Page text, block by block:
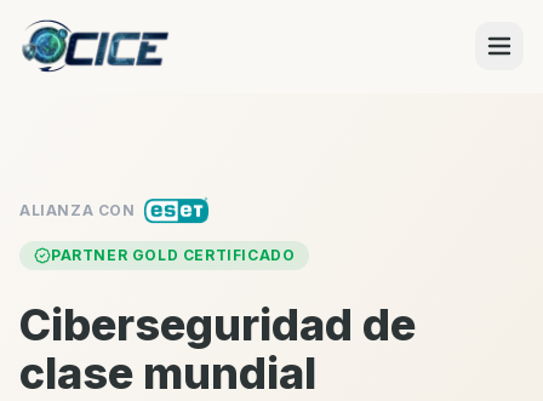
ALIANZA CON
PARTNER GOLD CERTIFICADO
Ciberseguridad de
clase mundial